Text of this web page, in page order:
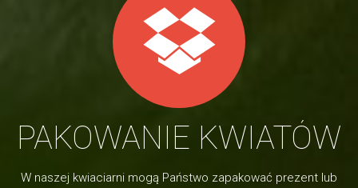
PAKOWANIE KWIATÓW
W naszej kwiaciarni mogą Państwo zapakować prezent lub